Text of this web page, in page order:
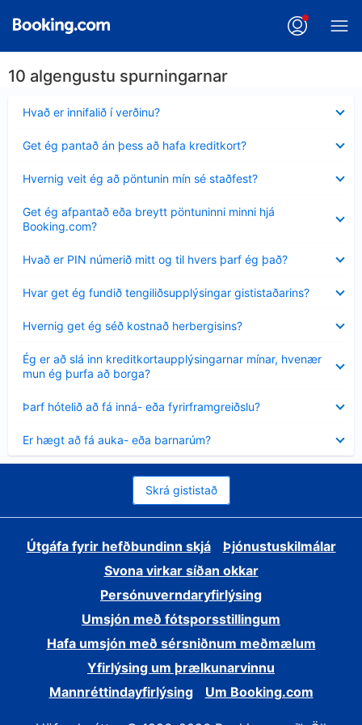
10 algengustu spurningarnar
Hvað er innifalið í verðinu?
sýnt
Get ég pantað án þess að hafa kreditkort?
sýnt
Hvernig veit ég að pöntunin mín sé staðfest?
sýnt
Get ég afpantað eða breytt pöntuninni minni hjá
Booking.com?
sýnt
Hvað er PIN númerið mitt og til hvers þarf ég það?
sýnt
Hvar get ég fundið tengiliðsupplýsingar gististaðarins?
sýnt
Hvernig get ég séð kostnað herbergisins?
sýnt
Ég er að slá inn kreditkortaupplýsingarnar mínar, hvenær
mun ég þurfa að borga?
Minna
sýnt
Þarf hótelið að fá inná- eða fyrirframgreiðslu?
sýnt
Er hægt að fá auka- eða barnarúm?
sýnt
Skrá gististað
Útgáfa fyrir hefðbundinn skjá
Þjónustuskilmálar
Svona virkar síðan okkar
Persónuverndaryfirlýsing
Umsjón með fótsporsstillingum
Hafa umsjón með sérsniðnum meðmælum
Yfirlýsing um þrælkunarvinnu
Mannréttindayfirlýsing
Um Booking.com